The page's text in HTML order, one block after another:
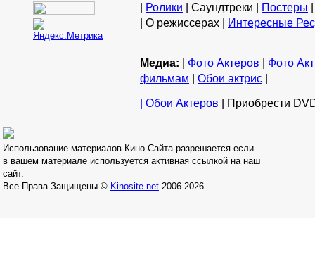
| Ролики | Саундтреки | Постеры
| О режиссерах | Интересные
Медиа: | Фото Актеров | Фото
фильмам | Обои актрис |
| Обои Актеров | Приобрести
Использование материалов Кино Сайта разрешается если
в вашем материале используется активная ссылкой на наш
сайт.
Все Права Защищены © Kinosite.net 2006-2026